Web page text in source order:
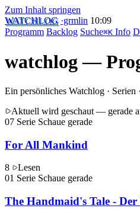
Zum Inhalt springen
WATCHLOG ·grmlin 10:09
Programm Backlog Suche⌘K Info
watchlog —
Ein persönliches Watchlog · Serien
Aktuell wird geschaut — gerade
07 Serie Schaue gerade
For All Mankind
8
Lesen
01 Serie Schaue gerade
The Handmaid's Tale -